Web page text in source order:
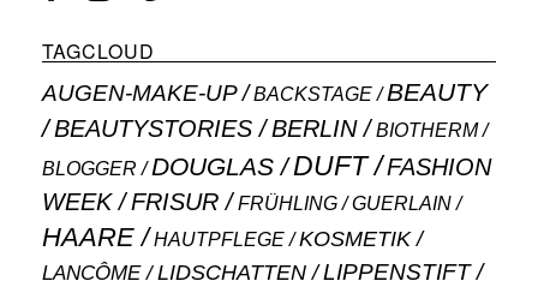
TAGCLOUD
AUGEN-MAKE-UP BACKSTAGE BEAUTY
BEAUTYSTORIES BERLIN
BIOTHERM
BLOGGER
DOUGLAS DUFT
FASHION
WEEK
FRISUR FRÜHLING GUERLAIN
HAARE HAUTPFLEGE
KOSMETIK
LANCÔME
LIDSCHATTEN LIPPENSTIFT